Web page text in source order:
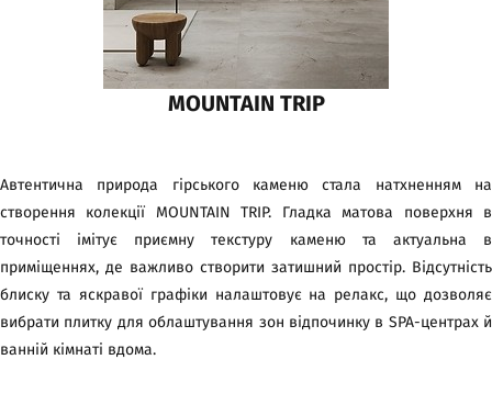
MOUNTAIN TRIP
Автентична природа гірського каменю стала натхненням на
створення колекції MOUNTAIN TRIP. Гладка матова поверхня в
точності імітує приємну текстуру каменю та актуальна в
приміщеннях, де важливо створити затишний простір. Відсутність
блиску та яскравої графіки налаштовує на релакс, що дозволяє
вибрати плитку для облаштування зон відпочинку в SPA-центрах й
ванній кімнаті вдома.